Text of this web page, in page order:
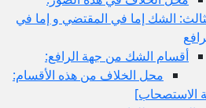
الشك إما في المقتضي و إما في
أقسام الشك من جهة الرافع:
محل الخلاف من هذه الأقسام:
الاستصحاب‏]